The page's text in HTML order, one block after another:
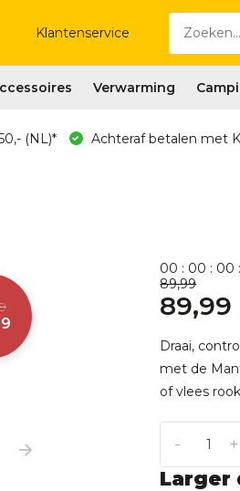
Klantenservice
Verwarming
(NL)* Achteraf betalen met
00 : 00 : 00 :
89,99
89,99
Draai,
met de
of vlees
+
-
Larger